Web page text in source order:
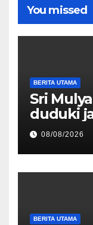
You missed
BERITA UTAMA
Sri
duduki
Dunia
08/08/2026
BERITA UTAMA